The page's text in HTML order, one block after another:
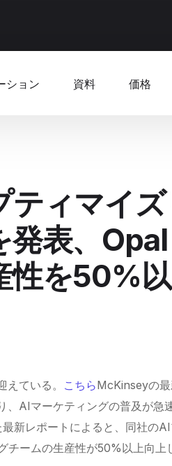
ション 資料 価格
ィマイズ
発表、
性を50%
ている。 こちらMcKinseyの最
AIマーケティングの普及が急
新レポートによると、同社の
チームの生産性が50%以上向上